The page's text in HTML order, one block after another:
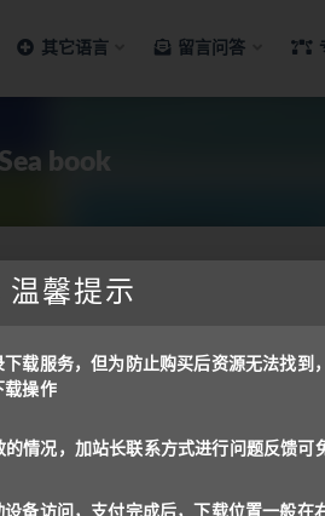
其它语言 留言问答
Sea book
费
温馨提示
载服务，但为防止购买后资源无法找到
载操作
情况，加站长联系方式进行问题反馈可
备访问，支付完成后，下载位置一般在